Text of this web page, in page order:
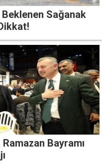
Sağanak
Bayramı